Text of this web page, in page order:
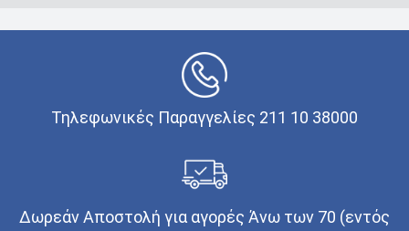
Τηλεφωνικές Παραγγελίες 211 10 38000
Δωρεάν Αποστολή για αγορές Άνω των 70 (εντός